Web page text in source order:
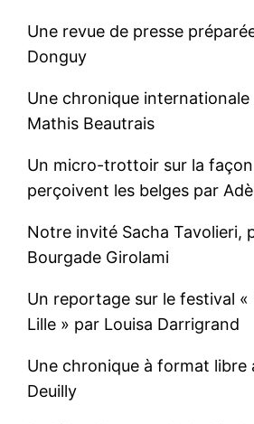
Une revue de presse
Donguy
Une chronique internationale
Mathis Beautrais
Un micro-trottoir sur la
perçoivent les belges par
Notre invité Sacha Tavolieri,
Bourgade Girolami
Un reportage sur le festival «
Lille » par Louisa Darrigrand
Une chronique à format libre
Deuilly